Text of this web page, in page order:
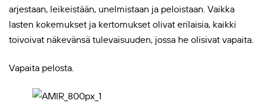
arjestaan, leikeistään, unelmistaan ja peloistaan. Vaikka
lasten kokemukset ja kertomukset olivat erilaisia, kaikki
toivoivat näkevänsä tulevaisuuden, jossa he olisivat vapaita.
Vapaita pelosta.